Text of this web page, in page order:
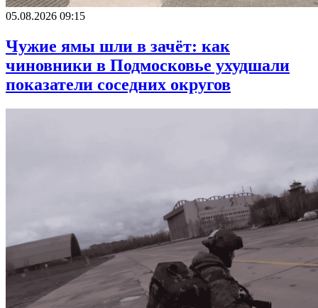
05.08.2026 09:15
Чужие ямы шли в зачёт: как
чиновники в Подмосковье ухудшали
показатели соседних округов